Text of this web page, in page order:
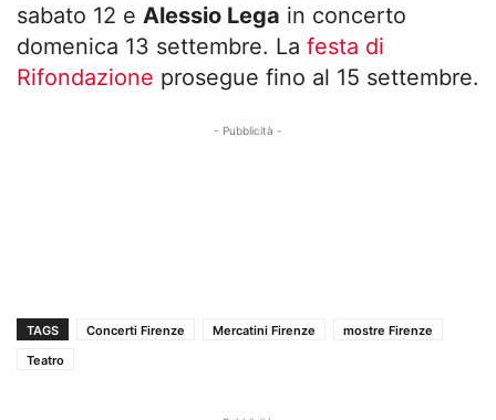
sabato 12 e Alessio Lega in concerto
domenica 13 settembre. La festa di
Rifondazione prosegue fino al 15 settembre.
- Pubblicità -
TAGS Concerti Firenze Mercatini Firenze
mostre Firenze
Teatro